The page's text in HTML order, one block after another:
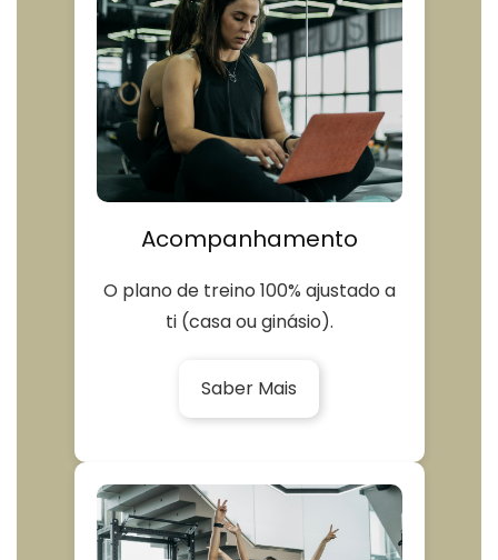
Acompanhamento
O plano de treino 100% ajustado a
ti (casa ou ginásio).
Saber Mais